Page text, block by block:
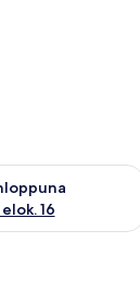
16
saatavuus